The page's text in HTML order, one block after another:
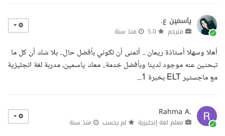
ياسمين ع.
مترجم منذ سنة
أهلا وسهلا أستاذة ريمان .. أتمنى أن تكوني بأفضل حال.. بلا شك أن كل ما
تبحثين عنه موجود لدينا وبأفضل خدمة.. معك ياسمين، مدربة لغة انجليزية
مع ماجستير ELT بخبرة 1...
Rahma A.
معلم لغة إنجليزية لم يحسب منذ سنة